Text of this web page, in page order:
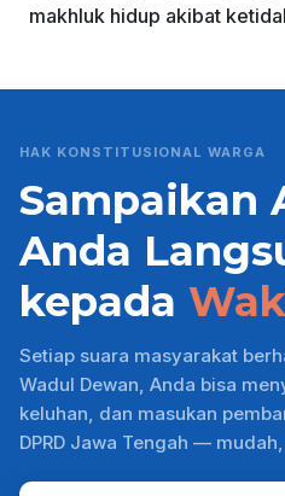
makhluk hidup akibat
HAK KONSTITUSIONAL WARGA
Sampaikan
Anda
kepada
Setiap suara masyarakat
Wadul Dewan, Anda bisa
keluhan, dan masukan
DPRD Jawa Tengah —